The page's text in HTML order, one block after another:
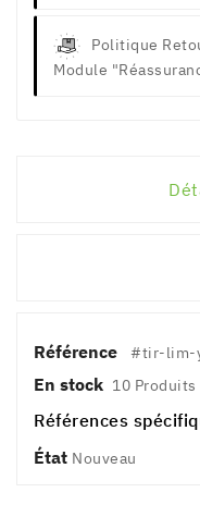
Politique
Module
Référence #tir-lim-
En stock 10 Produits
Références
État Nouveau